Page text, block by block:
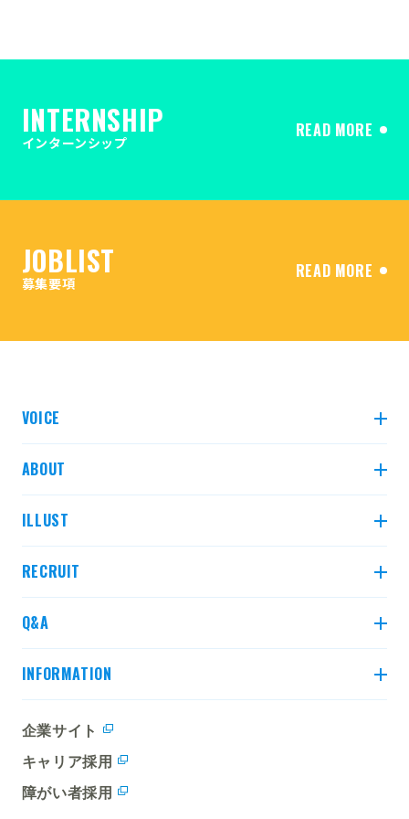
INTERNSHIP
インターンシップ
READ MORE
JOBLIST
募集要項
READ MORE
VOICE
クロストーク3選
ABOUT
比べてみよう！ 建築 3年目と7年目
ILLUST
建設業界の職種とは？
RECRUIT
インターンシップ
Q&A
INFORMATION
就活応援キャラクター紹介
企業サイト
キャリア採用
障がい者採用